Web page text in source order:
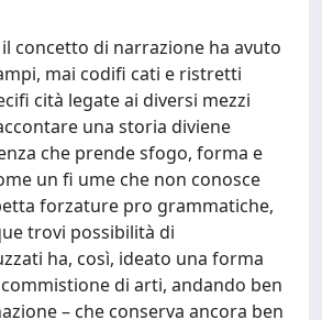
concetto di narrazione ha avuto
mai codifi cati e ristretti
cità legate ai diversi mezzi
una storia diviene
che prende sfogo, forma e
un fi ume che non conosce
forzature pro grammatiche,
trovi possibilità di
ha, così, ideato una forma
di arti, andando ben
– che conserva ancora ben